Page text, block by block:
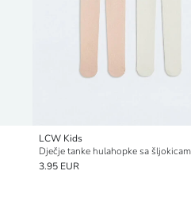
LCW Kids
3.95 EUR